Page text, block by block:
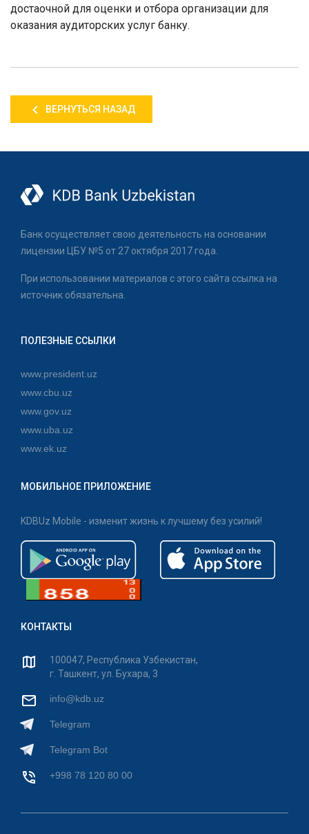
достаочной для оценки и отбора организации для
оказания аудиторских услуг банку.
ВЕРНУТЬСЯ НАЗАД
Банк осуществляет свою деятельность на основании
лицензии ЦБУ №5 от 27 октября 2017 года.
При использовании материалов с этого сайта ссылка на
источник обязательна.
ПОЛЕЗНЫЕ ССЫЛКИ
www.president.uz
www.cbu.uz
www.gov.uz
www.uba.uz
www.ek.uz
МОБИЛЬНОЕ ПРИЛОЖЕНИЕ
KDBUz Mobile - изменит жизнь к лучшему без усилий!
КОНТАКТЫ
100047, Республика Узбекистан,
г. Ташкент, ул. Бухара, 3
info@kdb.uz
Telegram
Telegram Bot
+998 78 120 80 00